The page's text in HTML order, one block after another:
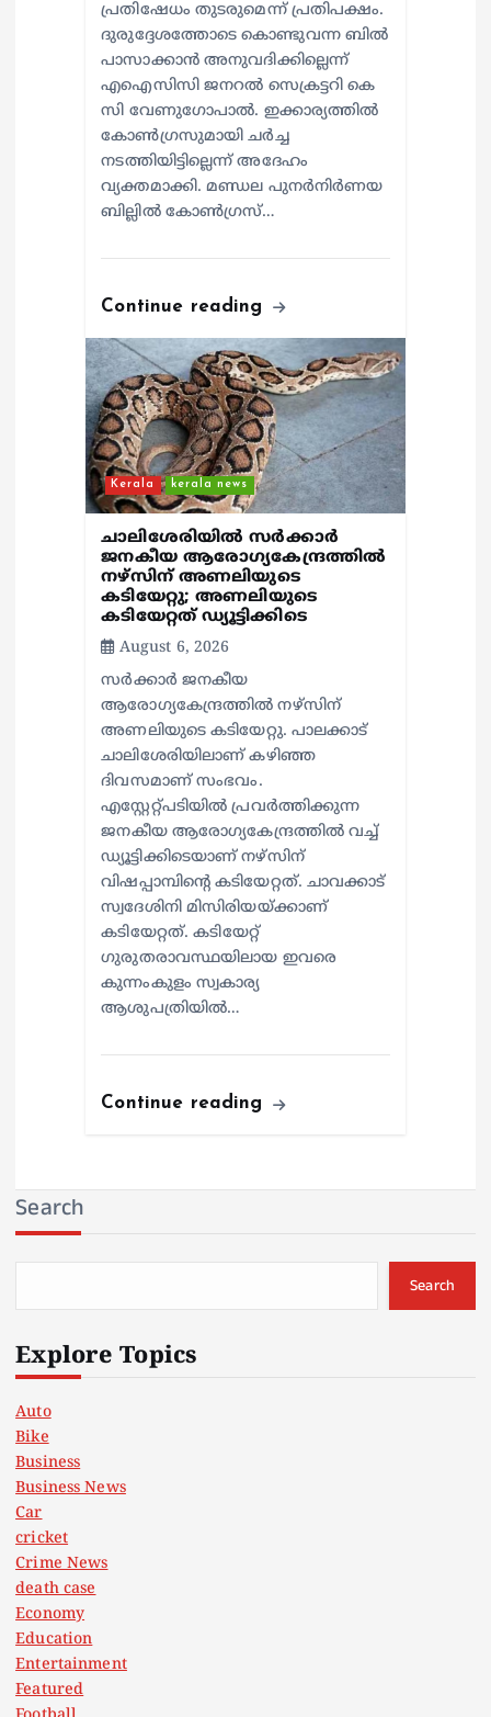
പ്രതിഷേധം തുടരുമെന്ന് പ്രതിപക്ഷം.
ദുരുദ്ദേശത്തോടെ കൊണ്ടുവന്ന ബിൽ
പാസാക്കാൻ അനുവദിക്കില്ലെന്ന്
എഐസിസി ജനറൽ സെക്രട്ടറി കെ
സി വേണുഗോപാൽ. ഇക്കാര്യത്തിൽ
കോൺഗ്രസുമായി ചർച്ച
നടത്തിയിട്ടില്ലെന്ന് അദേഹം
വ്യക്തമാക്കി. മണ്ഡല പുനർനിർണയ
ബില്ലിൽ കോൺഗ്രസ്…
Continue reading
Kerala kerala news
ചാലിശേരിയില്‍ സര്‍ക്കാര്‍
ജനകീയ ആരോഗ്യകേന്ദ്രത്തില്‍
നഴ്സിന് അണലിയുടെ
കടിയേറ്റു; അണലിയുടെ
കടിയേറ്റത് ഡ്യൂട്ടിക്കിടെ
August 6, 2026
സര്‍ക്കാര്‍ ജനകീയ
ആരോഗ്യകേന്ദ്രത്തില്‍ നഴ്സിന്
അണലിയുടെ കടിയേറ്റു. പാലക്കാട്
ചാലിശേരിയിലാണ് കഴിഞ്ഞ
ദിവസമാണ് സംഭവം.
എസ്റ്റേറ്റ്പടിയില്‍ പ്രവര്‍ത്തിക്കുന്ന
ജനകീയ ആരോഗ്യകേന്ദ്രത്തില്‍ വച്ച്
ഡ്യൂട്ടിക്കിടെയാണ് നഴ്സിന്
വിഷപ്പാമ്പിന്റെ കടിയേറ്റത്. ചാവക്കാട്
സ്വദേശിനി മിസിരിയയ്ക്കാണ്
കടിയേറ്റത്. കടിയേറ്റ്
ഗുരുതരാവസ്ഥയിലായ ഇവരെ
കുന്നംകുളം സ്വകാര്യ
ആശുപത്രിയില്‍…
Continue reading
Search
Search
Explore Topics
Auto
Bike
Business
Business News
Car
cricket
Crime News
death case
Economy
Education
Entertainment
Featured